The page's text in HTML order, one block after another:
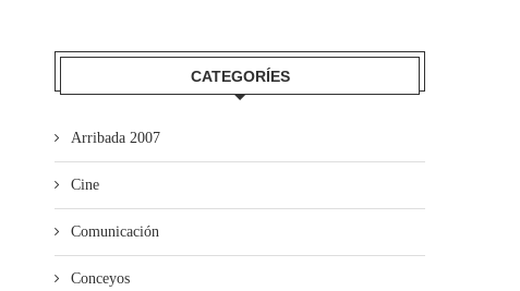
CATEGORÍES
Arribada 2007
Cine
Comunicación
Conceyos